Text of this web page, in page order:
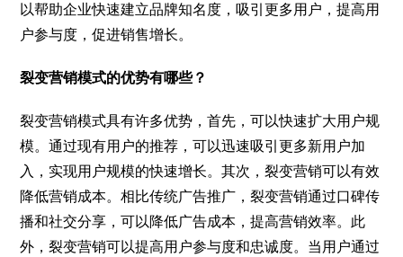
以帮助企业快速建立品牌知名度，吸引更多用户，提高用
户参与度，促进销售增长。
裂变营销模式的优势有哪些？
裂变营销模式具有许多优势，首先，可以快速扩大用户规
模。通过现有用户的推荐，可以迅速吸引更多新用户加
入，实现用户规模的快速增长。其次，裂变营销可以有效
降低营销成本。相比传统广告推广，裂变营销通过口碑传
播和社交分享，可以降低广告成本，提高营销效率。此
外，裂变营销可以提高用户参与度和忠诚度。当用户通过